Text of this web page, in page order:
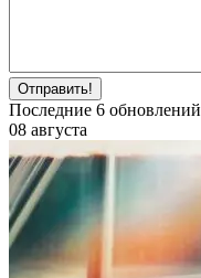
Отправить!
Последние 6 обновлений
08 августа